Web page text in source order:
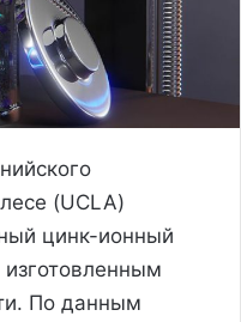
(UCLA)
цинк-ионный
По данным